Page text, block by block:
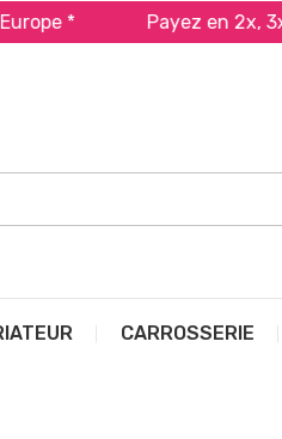
* Payez en 2x, 3x ou
CARROSSERIE